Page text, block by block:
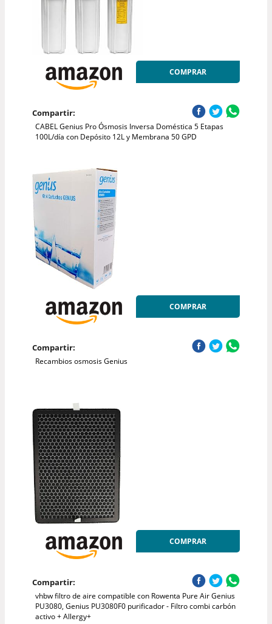
COMPRAR
Compartir:
CABEL Genius Pro Ósmosis Inversa Doméstica 5 Etapas
100L/día con Depósito 12L y Membrana 50 GPD
COMPRAR
Compartir:
Recambios osmosis Genius
COMPRAR
Compartir:
vhbw filtro de aire compatible con Rowenta Pure Air Genius
PU3080, Genius PU3080F0 purificador - Filtro combi carbón
activo + Allergy+